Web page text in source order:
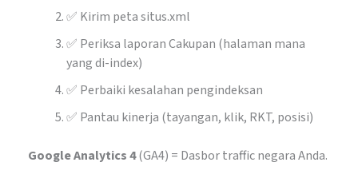
✅ Kirim peta situs.xml
✅ Periksa laporan Cakupan (halaman mana
yang di-index)
✅ Perbaiki kesalahan pengindeksan
✅ Pantau kinerja (tayangan, klik, RKT, posisi)
Google Analytics 4(GA4) = Dasbor traffic negara Anda.